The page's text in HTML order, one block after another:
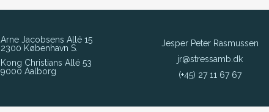
Arne Jacobsens Allé 15
2300 København S.
Kong Christians Allé 53
9000 Aalborg
Jesper Peter Rasmussen
jr@stressamb.dk
(+45) 27 11 67 67